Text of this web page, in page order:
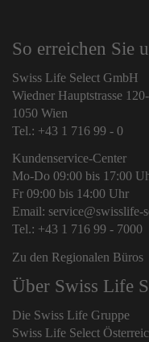
So erreichen Sie
Swiss Life Select GmbH
Wiedner Hauptstrasse
1050 Wien
Tel.: +43 1 716 99 - 0
Kundenservice-Center
Mo-Do 09:00 bis 17:00
Fr 09:00 bis 14:00 Uhr
Email: service@swisslife-
Tel.: +43 1 716 99 - 7000
Zu den Regionalen Büros
Über Swiss Life
Die Swiss Life Gruppe
Swiss Life Select